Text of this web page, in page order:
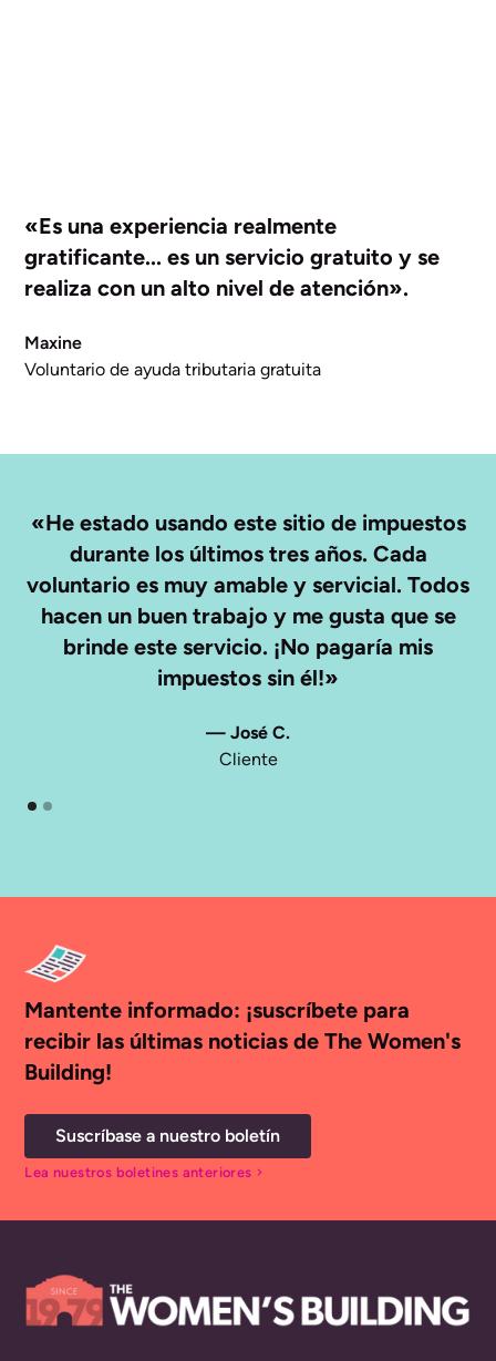
«Es una experiencia realmente
gratificante... es un servicio gratuito y se
realiza con un alto nivel de atención».
Maxine
Voluntario de ayuda tributaria gratuita
«He estado usando este sitio de impuestos
durante los últimos tres años. Cada
voluntario es muy amable y servicial. Todos
hacen un buen trabajo y me gusta que se
brinde este servicio. ¡No pagaría mis
impuestos sin él!»
— José C.
Cliente
Mantente informado: ¡suscríbete para
recibir las últimas noticias de The Women's
Building!
Suscríbase a nuestro boletín
Lea nuestros boletines anteriores chevron_right